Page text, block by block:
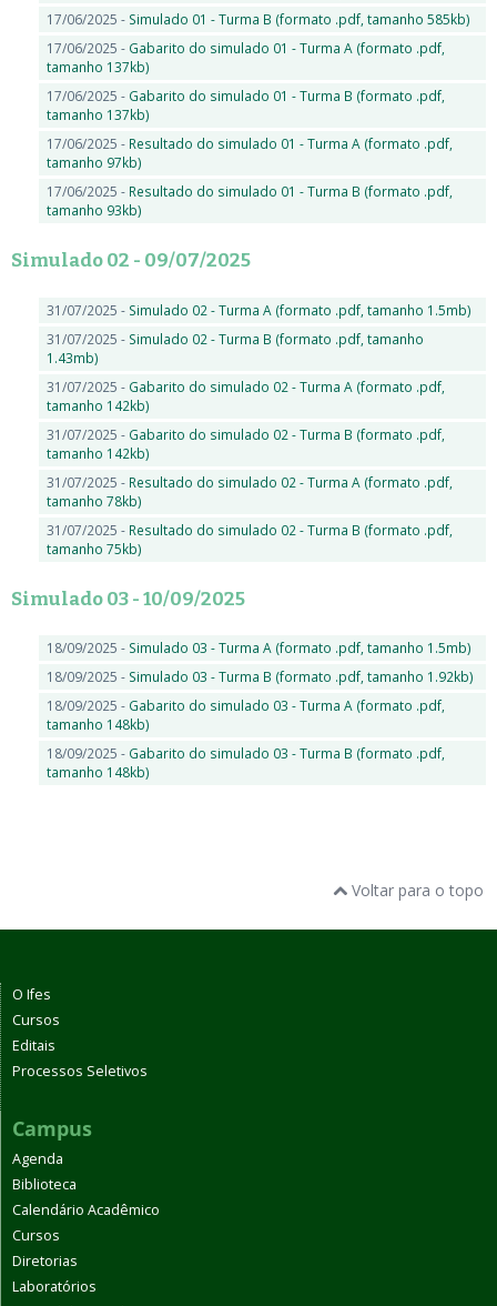
17/06/2025 - Simulado 01 - Turma B (formato .pdf, tamanho 585kb)
17/06/2025 - Gabarito do simulado 01 - Turma A (formato .pdf,
tamanho 137kb)
17/06/2025 - Gabarito do simulado 01 - Turma B (formato .pdf,
tamanho 137kb)
17/06/2025 - Resultado do simulado 01 - Turma A (formato .pdf,
tamanho 97kb)
17/06/2025 - Resultado do simulado 01 - Turma B (formato .pdf,
tamanho 93kb)
Simulado 02 - 09/07/2025
31/07/2025 - Simulado 02 - Turma A (formato .pdf, tamanho 1.5mb)
31/07/2025 - Simulado 02 - Turma B (formato .pdf, tamanho
1.43mb)
31/07/2025 - Gabarito do simulado 02 - Turma A (formato .pdf,
tamanho 142kb)
31/07/2025 - Gabarito do simulado 02 - Turma B (formato .pdf,
tamanho 142kb)
31/07/2025 - Resultado do simulado 02 - Turma A (formato .pdf,
tamanho 78kb)
31/07/2025 - Resultado do simulado 02 - Turma B (formato .pdf,
tamanho 75kb)
Simulado 03 - 10/09/2025
18/09/2025 - Simulado 03 - Turma A (formato .pdf, tamanho 1.5mb)
18/09/2025 - Simulado 03 - Turma B (formato .pdf, tamanho 1.92kb)
18/09/2025 - Gabarito do simulado 03 - Turma A (formato .pdf,
tamanho 148kb)
18/09/2025 - Gabarito do simulado 03 - Turma B (formato .pdf,
tamanho 148kb)
Voltar para o topo
O Ifes
Cursos
Editais
Processos Seletivos
Campus
Agenda
Biblioteca
Calendário Acadêmico
Cursos
Diretorias
Laboratórios